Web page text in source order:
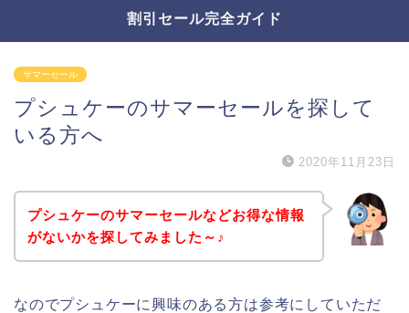
割引セール完全ガイド
サマーセール
プシュケーのサマーセールを探して
いる方へ
2020年11月23日
プシュケーのサマーセールなどお得な情報
がないかを探してみました～♪
なのでプシュケーに興味のある方は参考にしていただ